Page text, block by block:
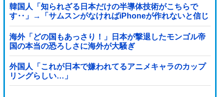
韓国人「知られざる日本だけの半導体技術がこちらで
す‥」→「サムスンがなければiPhoneが作れないと信じ
ていたのに‥」
海外「どの国もあっさり！」日本が撃退したモンゴル帝
国の本当の恐ろしさに海外が大騒ぎ
外国人「これが日本で嫌われてるアニメキャラのカップ
リングらしい…」